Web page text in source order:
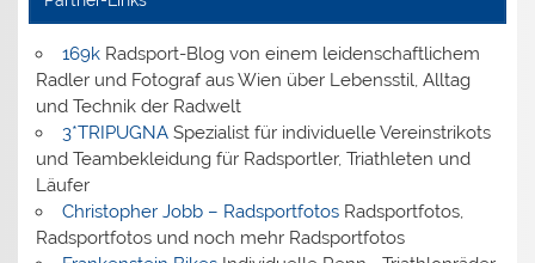
169kRadsport-Blog von einem leidenschaftlichem
Radler und Fotograf aus Wien über Lebensstil, Alltag
und Technik der Radwelt
3*TRIPUGNASpezialist für individuelle Vereinstrikots
und Teambekleidung für Radsportler, Triathleten und
Läufer
Christopher Jobb – RadsportfotosRadsportfotos,
Radsportfotos und noch mehr Radsportfotos